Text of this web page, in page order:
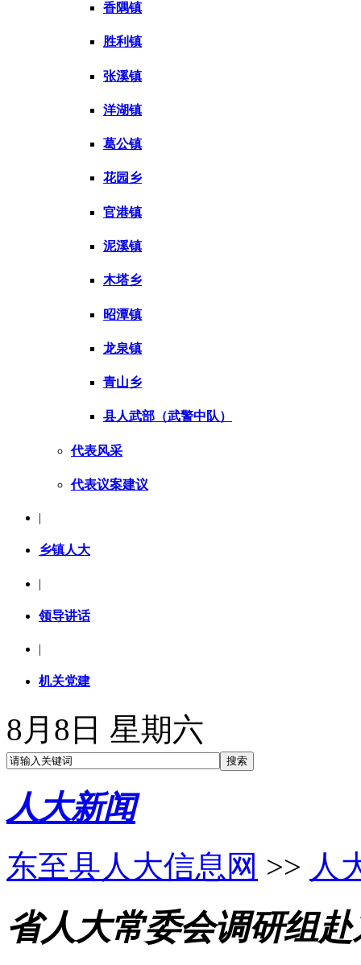
香隅镇
胜利镇
张溪镇
洋湖镇
葛公镇
花园乡
官港镇
泥溪镇
木塔乡
昭潭镇
龙泉镇
青山乡
县人武部（武警中队）
代表风采
代表议案建议
|
乡镇人大
|
领导讲话
|
机关党建
8月8日 星期六
人大新闻
东至县人大信息网 >> 人
省人大常委会调研组